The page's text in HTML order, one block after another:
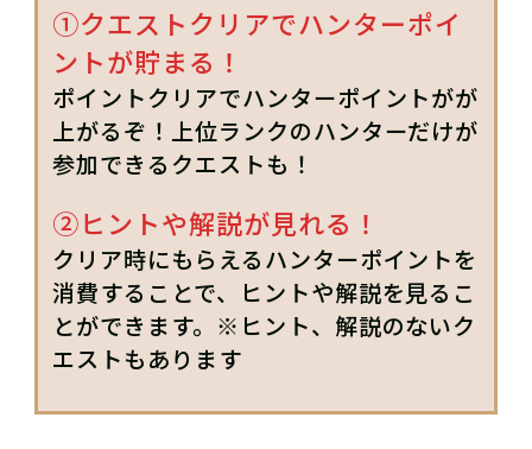
①クエストクリアでハンターポイ
ントが貯まる！
ポイントクリアでハンターポイントがが
上がるぞ！上位ランクのハンターだけが
参加できるクエストも！
②ヒントや解説が見れる！
クリア時にもらえるハンターポイントを
消費することで、ヒントや解説を見るこ
とができます。※ヒント、解説のないク
エストもあります